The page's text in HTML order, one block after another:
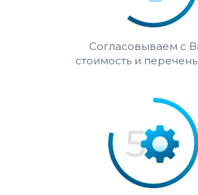
Согласовываем с
стоимость и